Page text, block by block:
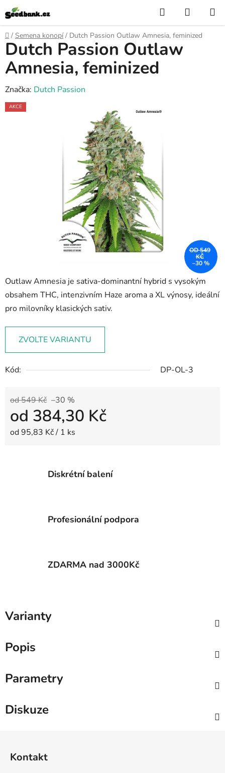
Přejít
na
obsah
Hledat
KOŠÍK
Domů
/ Semena konopí / Dutch Passion Outlaw Amnesia, feminized
Outlaw Amnesia je sativa-dominantní hybrid s vysokým
obsahem THC, intenzivním Haze aroma a XL výnosy, ideální
pro milovníky klasických sativ.
ZVOLTE VARIANTU
Kód: DP-OL-3
od 549 Kč –30 %
od 384,30 Kč
Měrná cena:
od 95,83 Kč / 1 ks
Dutch Passion Outlaw
Amnesia, feminized
Značka: Dutch Passion
AKCE
OD 549
KČ
–30 %
Diskrétní balení
Profesionální podpora
ZDARMA nad 3000Kč
Varianty
Popis
Parametry
Diskuze
Kontakt